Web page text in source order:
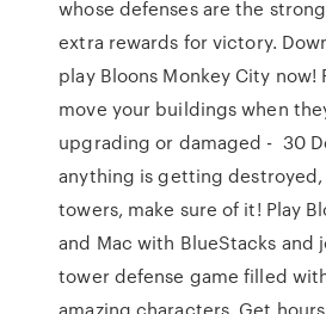
whose defenses are the
extra rewards for victory.
play Bloons Monkey City now!
move your buildings when
upgrading or damaged - 30
anything is getting
towers, make sure of it! Play
and Mac with BlueStacks and
tower defense game filled
amazing characters. Get